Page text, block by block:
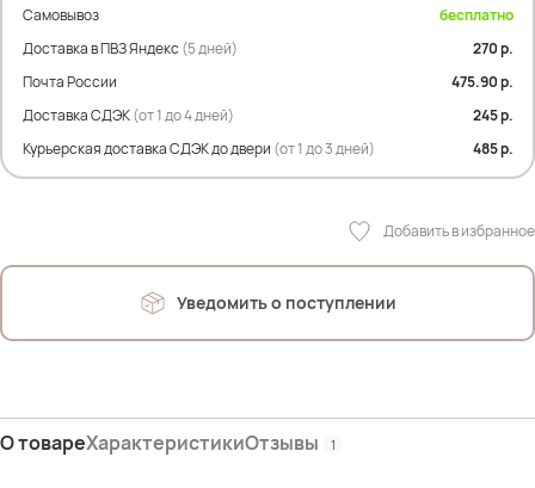
Самовывоз
бесплатно
Доставка в ПВЗ Яндекс (5 дней)
270 р.
Почта России
475.90 р.
Доставка СДЭК(от 1 до 4 дней)
245 р.
Курьерская доставка СДЭК до двери (от 1 до 3 дней) 485 р.
Добавить в избранное
Уведомить о поступлении
О товареХарактеристикиОтзывы 1